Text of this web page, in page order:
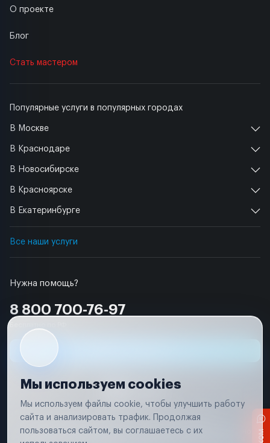
Нужна помощь?
8 800 700-76-97
Популярные услуги в популярных городах
В Москве
В Краснодаре
В Новосибирске
В Красноярске
В Екатеринбурге
Все наши услуги
О проекте
Блог
Стать мастером
Условия использования
Удаление аккаунта
Вся информация, представленная на сайте, носит исключительно
Мы используем cookies
Мы используем файлы cookie, чтобы улучшить работу
сайта и анализировать трафик. Продолжая
пользоваться сайтом, вы соглашаетесь с их